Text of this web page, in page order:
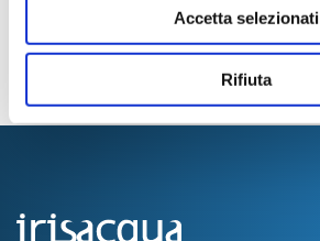
Accetta selezionati
Rifiuta